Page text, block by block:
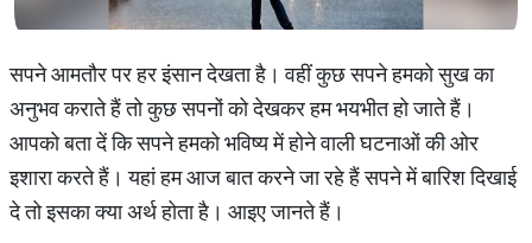
सपने आमतौर पर हर इंसान देखता है। वहीं कुछ सपने हमको सुख का
अनुभव कराते हैं तो कुछ सपनों को देखकर हम भयभीत हो जाते हैं।
आपको बता दें कि सपने हमको भविष्य में होने वाली घटनाओं की ओर
इशारा करते हैं। यहां हम आज बात करने जा रहे हैं सपने में बारिश दिखाई
दे तो इसका क्या अर्थ होता है। आइए जानते हैं।